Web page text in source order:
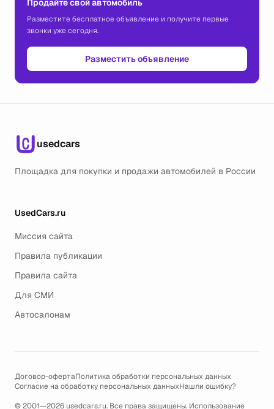
Продайте свой автомобиль
Разместите бесплатное объявление и получите первые
звонки уже сегодня.
Разместить объявление
usedcars
Площадка для покупки и продажи автомобилей в России
UsedCars.ru
Миссия сайта
Правила публикации
Правила сайта
Для СМИ
Автосалонам
Договор-офертаПолитика обработки персональных данных
Согласие на обработку персональных данныхНашли ошибку?
© 2001—2026 usedcars.ru. Все права защищены. Использование